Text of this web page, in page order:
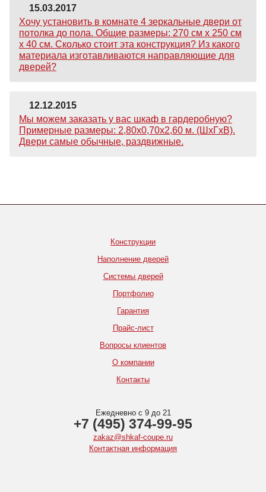
15.03.2017
Хочу установить в комнате 4 зеркальные двери от
потолка до пола. Общие размеры: 270 см х 250 см
х 40 см. Сколько стоит эта конструкция? Из какого
материала изготавливаются направляющие для
дверей?
12.12.2015
Мы можем заказать у вас шкаф в гардеробную?
Примерные размеры: 2,80х0,70х2,60 м. (ШхГхВ).
Двери самые обычные, раздвижные.
Конструкции
Наполнение дверей
Системы дверей
Портфолио
Гарантия
Прайс-лист
Вопросы клиентов
О компании
Контакты
Ежедневно с 9 до 21
+7 (495) 374-99-95
zakaz@shkaf-coupe.ru
Контактная информация